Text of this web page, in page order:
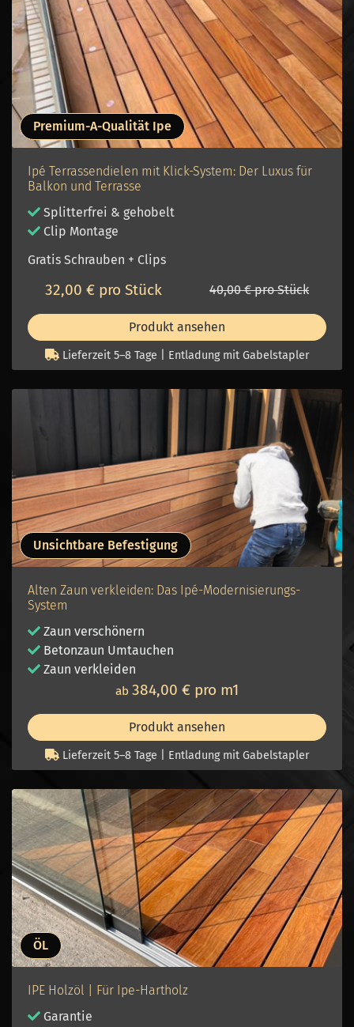
Premium-A-Qualität Ipe
Ipé Terrassendielen mit Klick-System: Der Luxus für
Balkon und Terrasse
Splitterfrei & gehobelt
Clip Montage
Gratis Schrauben + Clips
32,00 € pro Stück 40,00 € pro Stück
Produkt ansehen
Lieferzeit 5–8 Tage | Entladung mit Gabelstapler
Unsichtbare Befestigung
Alten Zaun verkleiden: Das Ipé-Modernisierungs-
System
Zaun verschönern
Betonzaun Umtauchen
Zaun verkleiden
ab 384,00 € pro m1
Produkt ansehen
Lieferzeit 5–8 Tage | Entladung mit Gabelstapler
ÖL
IPE Holzöl | Für Ipe-Hartholz
Garantie